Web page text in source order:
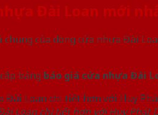
Đài Loan mới
của dòng cửa nhựa Đài
bảng báo giá cửa nhựa Đài
Loan chi tiết hơn với Huy Phát